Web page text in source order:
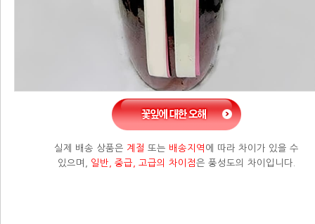
실제 배송 상품은 계절 또는 배송지역 에 따라 차이가 있을 수
있으며, 일반, 중급, 고급의 차이점은 풍성도의 차이입니다.